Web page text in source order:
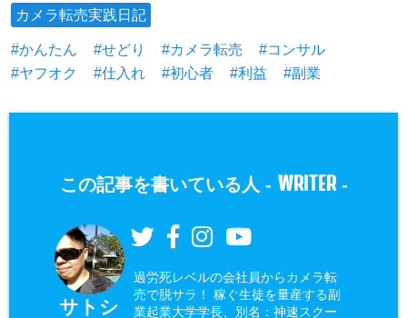
カメラ転売実践日記
かんたん せどり カメラ転売
コンサル
ヤフオク
仕入れ 初心者 利益 副業
この記事を書いている人 - WRITER-
サトシ
過労死レベルの会社員からカメラ転
売で脱サラ！ 稼ぐ生徒を量産する副
業起業大学学長、別名：神速スクー